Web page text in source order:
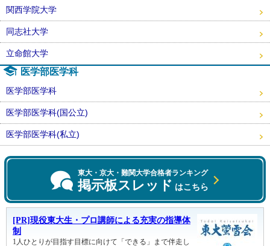
関西学院大学
同志社大学
立命館大学
医学部医学科
医学部医学科
医学部医学科(国公立)
医学部医学科(私立)
東大・京大・難関大学合格者ランキング
掲示板スレッド はこちら